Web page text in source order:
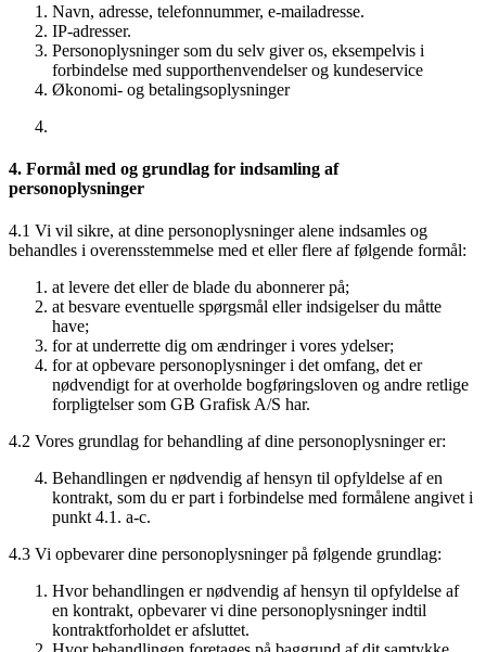
Navn, adresse, telefonnummer, e-mailadresse.
IP-adresser.
Personoplysninger som du selv giver os, eksempelvis i
forbindelse med supporthenvendelser og kundeservice
Økonomi- og betalingsoplysninger
4. Formål med og grundlag for indsamling af
personoplysninger
4.1 Vi vil sikre, at dine personoplysninger alene indsamles og
behandles i overensstemmelse med et eller flere af følgende formål:
at levere det eller de blade du abonnerer på;
at besvare eventuelle spørgsmål eller indsigelser du måtte
have;
for at underrette dig om ændringer i vores ydelser;
for at opbevare personoplysninger i det omfang, det er
nødvendigt for at overholde bogføringsloven og andre retlige
forpligtelser som GB Grafisk A/S har.
4.2 Vores grundlag for behandling af dine personoplysninger er:
Behandlingen er nødvendig af hensyn til opfyldelse af en
kontrakt, som du er part i forbindelse med formålene angivet i
punkt 4.1. a-c.
4.3 Vi opbevarer dine personoplysninger på følgende grundlag:
Hvor behandlingen er nødvendig af hensyn til opfyldelse af
en kontrakt, opbevarer vi dine personoplysninger indtil
kontraktforholdet er afsluttet.